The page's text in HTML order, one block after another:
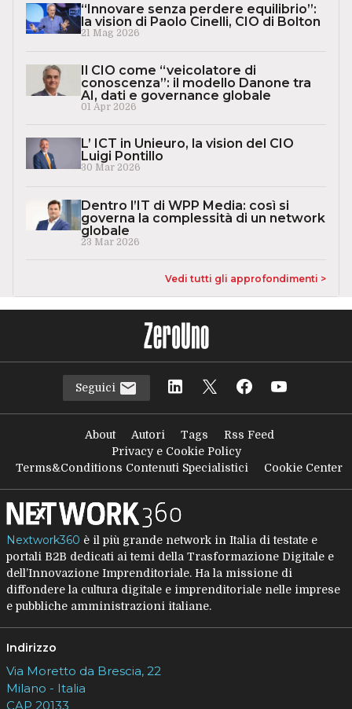
“Innovare senza perdere equilibrio”:
la vision di Paolo Cinelli, CIO di Bolton
21 Mag 2026
Il CIO come “veicolatore di
conoscenza”: il modello Danone tra
AI, dati e governance globale
01 Apr 2026
L’ ICT in Unieuro, la vision del CIO
Luigi Pontillo
30 Mar 2026
Dentro l’IT di WPP Media: così si
governa la complessità di un network
globale
23 Mar 2026
Vedi tutti gli approfondimenti >
Seguici
About Autori Tags
Rss Feed
Privacy e Cookie Policy
Terms&Conditions Contenuti Specialistici
Cookie Center
Nextwork360 è il più grande network in Italia di testate e
portali B2B dedicati ai temi della Trasformazione Digitale e
dell’Innovazione Imprenditoriale. Ha la missione di
diffondere la cultura digitale e imprenditoriale nelle imprese
e pubbliche amministrazioni italiane.
Indirizzo
Via Moretto da Brescia, 22
Milano - Italia
CAP 20133